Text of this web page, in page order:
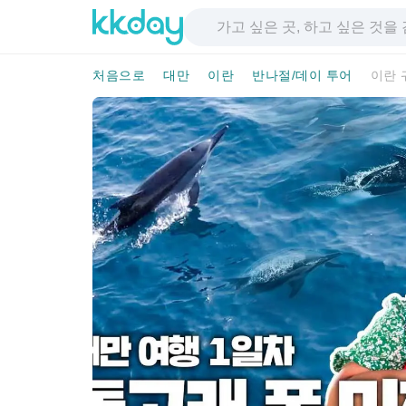
처음으로 대만 이란 반나절/데이 투어